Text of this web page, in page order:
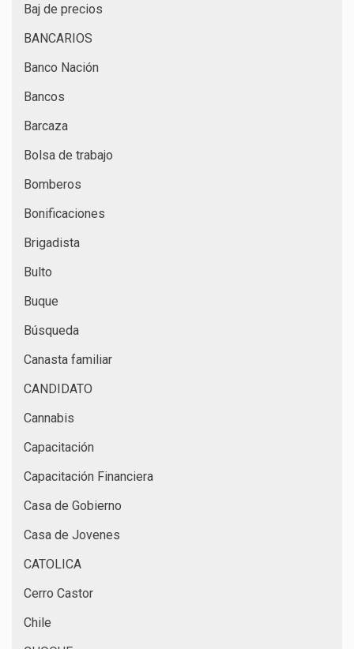
Baj de precios
BANCARIOS
Banco Nación
Bancos
Barcaza
Bolsa de trabajo
Bomberos
Bonificaciones
Brigadista
Bulto
Buque
Búsqueda
Canasta familiar
CANDIDATO
Cannabis
Capacitación
Capacitación Financiera
Casa de Gobierno
Casa de Jovenes
CATOLICA
Cerro Castor
Chile